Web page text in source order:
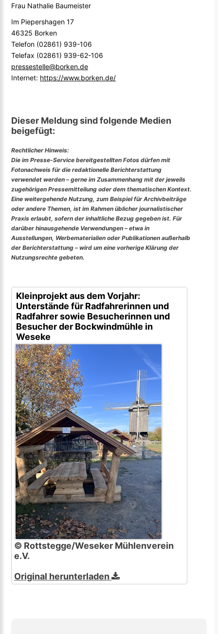
Frau Nathalie Baumeister
Im Piepershagen 17
46325 Borken
Telefon (02861) 939-106
Telefax (02861) 939-62-106
pressestelle@borken.de
Internet: https://www.borken.de/
Dieser Meldung sind folgende Medien
beigefügt:
Rechtlicher Hinweis:
Die im Presse-Service bereitgestellten Fotos dürfen mit
Fotonachweis für die redaktionelle Berichterstattung
verwendet werden – gerne im Zusammenhang mit der jeweils
zugehörigen Pressemitteilung oder dem thematischen Kontext.
Eine weitergehende Nutzung, zum Beispiel für Archivbeiträge
oder andere Themen, ist im Rahmen üblicher journalistischer
Praxis erlaubt, sofern der inhaltliche Bezug gegeben ist. Für
darüber hinausgehende Verwendungen – etwa in
Ausstellungen, Werbematerialien oder Publikationen außerhalb
der Berichterstattung – wird um eine vorherige Klärung der
Nutzungsrechte gebeten.
Kleinprojekt aus dem Vorjahr:
Unterstände für Radfahrerinnen und
Radfahrer sowie Besucherinnen und
Besucher der Bockwindmühle in
Weseke
© Rottstegge/Weseker Mühlenverein
e.V.
Original herunterladen